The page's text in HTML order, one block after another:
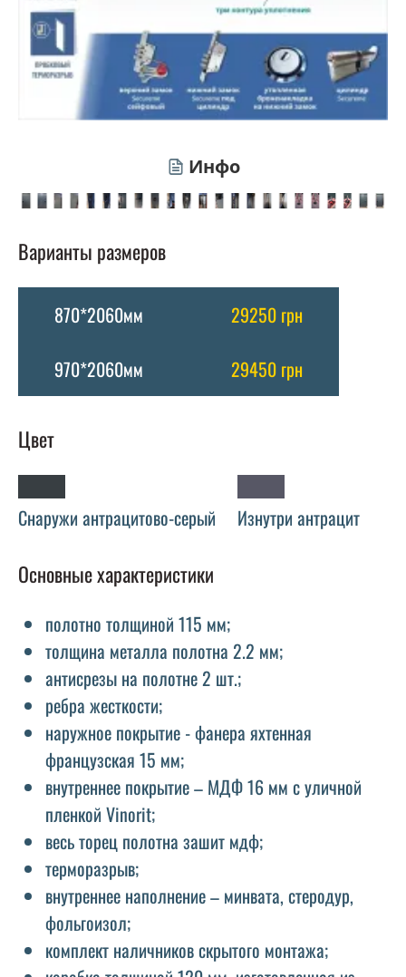
Инфо
Варианты размеров
870*2060мм
29250 грн
970*2060мм
29450 грн
Цвет
Снаружи антрацитово-серый Изнутри антрацит
Основные характеристики
полотно толщиной 115 мм;
толщина металла полотна 2.2 мм;
антисрезы на полотне 2 шт.;
ребра жесткости;
наружное покрытие - фанера яхтенная
французская 15 мм;
внутреннее покрытие – МДФ 16 мм с уличной
пленкой Vinorit;
весь торец полотна зашит мдф;
терморазрыв;
внутреннее наполнение – минвата, стеродур,
фольгоизол;
комплект наличников скрытого монтажа;